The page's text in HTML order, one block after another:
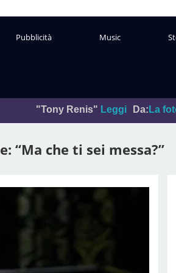
Pubblicità Music
Leggi Da:La foto del giorno
“Ma che ti sei messa?”